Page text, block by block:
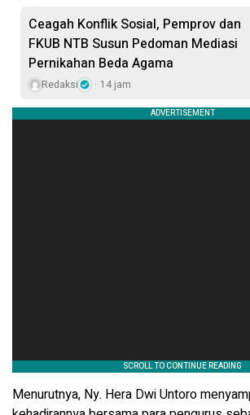
Ceagah Konflik Sosial, Pemprov dan
FKUB NTB Susun Pedoman Mediasi
Pernikahan Beda Agama
Redaksi 14 jam
Menurutnya, Ny. Hera Dwi Untoro